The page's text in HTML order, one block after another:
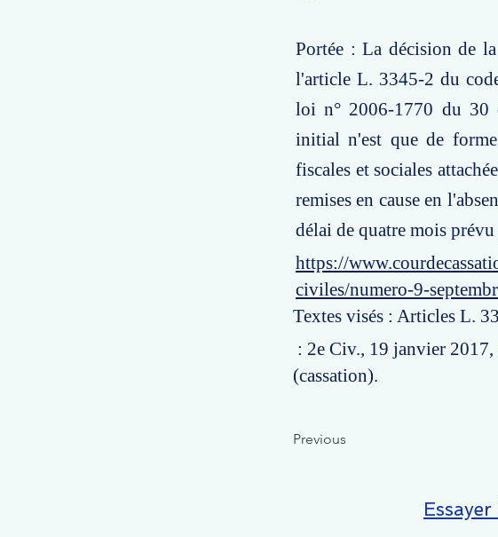
Portée : La décision de
l'article L. 3345-2 du
loi n° 2006-1770 du 30
initial n'est que de
fiscales et sociales
remises en cause en
délai de quatre mois
https://
civiles/numero-9-
Textes visés : Articles L.
: 2e Civ., 19 janvier
(cassation).
Previous